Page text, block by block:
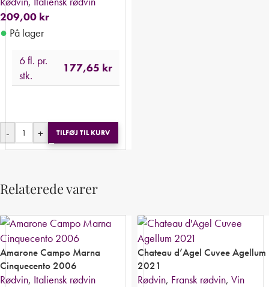
209,00 kr
● På lager
6 fl. pr.
stk.
177,65 kr
- + TILFØJ TIL KURV
Relaterede varer
Amarone Campo Marna
Cinquecento 2006
Rødvin, Italiensk rødvin
Chateau d’Agel Cuvee Agellum
2021
Rødvin, Fransk rødvin, Vin